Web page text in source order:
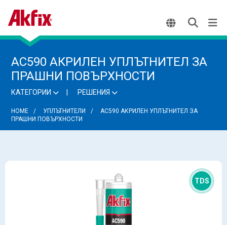
AC590 АКРИЛЕН УПЛЪТНИТЕЛ ЗА
ПРАШНИ ПОВЪРХНОСТИ
КАТЕГОРИИ РЕШЕНИЯ
HOME УПЛЪТНИТЕЛИ
AC590 АКРИЛЕН УПЛЪТНИТЕЛ ЗА
ПРАШНИ ПОВЪРХНОСТИ
TDS